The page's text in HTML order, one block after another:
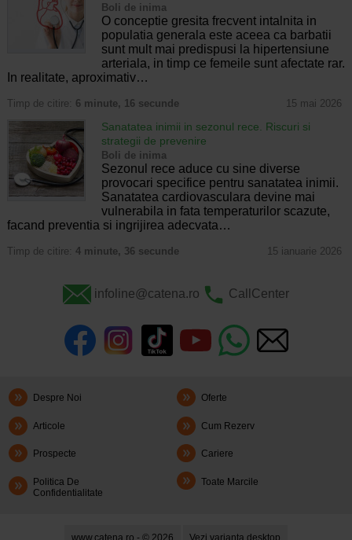
Boli de inima
O conceptie gresita frecvent intalnita in
populatia generala este aceea ca barbatii
sunt mult mai predispusi la hipertensiune
arteriala, in timp ce femeile sunt afectate rar.
In realitate, aproximativ…
Timp de citire: 6 minute, 16 secunde 15 mai 2026
Sanatatea inimii in sezonul rece. Riscuri si
strategii de prevenire
Boli de inima
Sezonul rece aduce cu sine diverse
provocari specifice pentru sanatatea inimii.
Sanatatea cardiovasculara devine mai
vulnerabila in fata temperaturilor scazute,
facand preventia si ingrijirea adecvata…
Timp de citire: 4 minute, 36 secunde 15 ianuarie 2026
infoline@catena.ro CallCenter
Despre Noi Oferte
Articole Cum Rezerv
Prospecte Cariere
Politica De
Confidentialitate
Toate Marcile